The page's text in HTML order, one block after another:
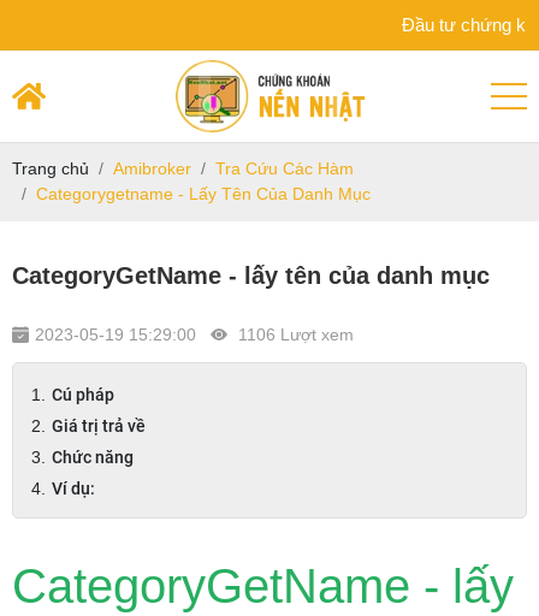
Đầu tư chứng khoán
Trang chủ Amibroker
Tra Cứu Các Hàm
Categorygetname - Lấy Tên Của Danh Mục
CategoryGetName - lấy tên của danh mục
2023-05-19 15:29:00 1106 Lượt xem
Cú pháp
Giá trị trả về
Chức năng
Ví dụ:
CategoryGetName - lấy